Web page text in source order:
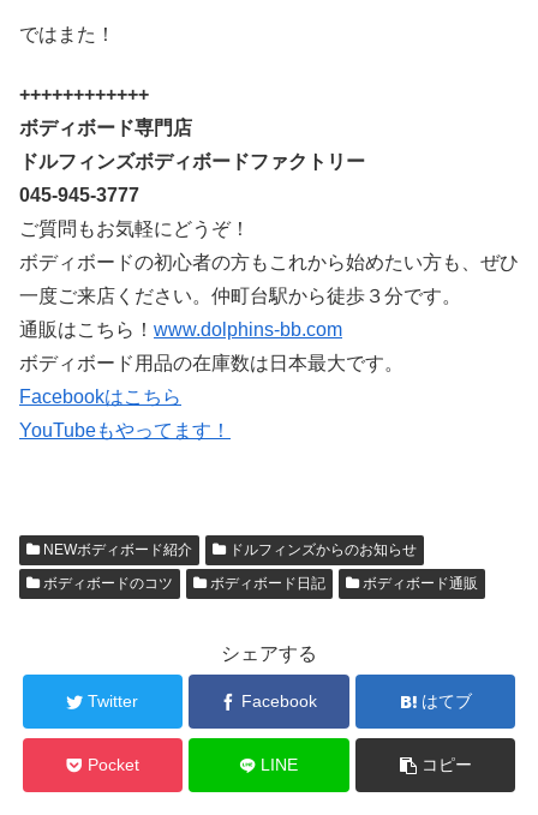
ではまた！
++++++++++++
ボディボード専門店
ドルフィンズボディボードファクトリー
045-945-3777
ご質問もお気軽にどうぞ！
ボディボードの初心者の方もこれから始めたい方も、ぜひ
一度ご来店ください。仲町台駅から徒歩３分です。
通販はこちら！ www.dolphins-bb.com
ボディボード用品の在庫数は日本最大です。
Facebookはこちら
YouTubeもやってます！
NEWボディボード紹介
ドルフィンズからのお知らせ
ボディボードのコツ
ボディボード日記 ボディボード通販
シェアする
Twitter Facebook はてブ
Pocket LINE コピー